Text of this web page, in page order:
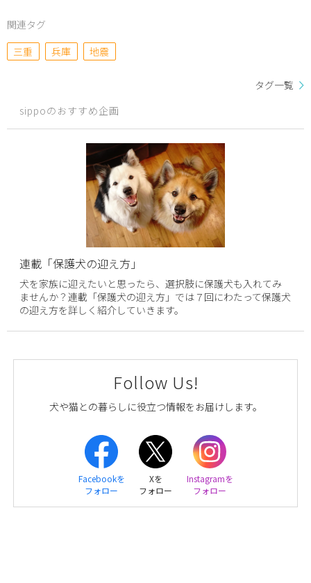
関連タグ
三重
兵庫 地震
タグ一覧
sippoのおすすめ企画
連載「保護犬の迎え方」
犬を家族に迎えたいと思ったら、選択肢に保護犬も入れてみ
ませんか？連載「保護犬の迎え方」では７回にわたって保護犬
の迎え方を詳しく紹介していきます。
Follow Us!
犬や猫との暮らしに役立つ情報をお届けします。
Facebookを
フォロー
Xを
フォロー
Instagramを
フォロー